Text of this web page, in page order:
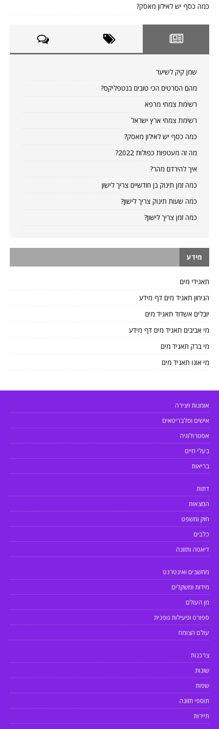
כמה כסף יש לאילון מאסק?
שמן קיק לשיער
מהם הסרטים הכי טובים בנטפליקס?
רשימת צמחי מרפא
רשימת צמחי ארץ ישראל
כמה כסף יש לאילון מאסק?
מה זה מעטפות כפולות 2022?
איך להירדם מהר?
כמה זמן תינוק בן חודשיים צריך לישון
כמה שעות תינוק צריך לישון?
כמה זמן צריך לישון?
מידע
תאגידי מים
הגיחון תאגיד מים דף מידע
יובלים אשדוד תאגיד מים
מי אביבים תאגיד מים דף מידע
מי ברק תאגיד מים
מי אונו תאגיד מים
אומנות ויצירה
אישים וסלבריטאים
אסטרולוגיה
בעלי חיים
בריאות
דתות
המצאות
חוק ומשפט
כלבים
דיאטה ותזונה
מחשבים ואינטרנט
מידות ומשקלים
מן העולם
ספורט ופעילות גופנית
עולם הצומח
צרכנות
שונות
שפות
תוספי תזונה
תיירות